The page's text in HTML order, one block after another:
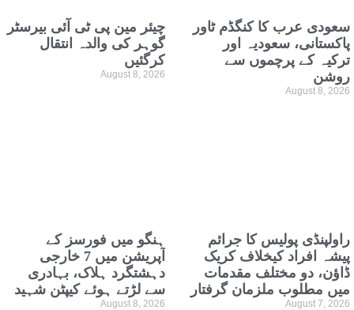
چیئر مین پی ٹی آئی بیرسٹر
گوہر کی والدہ انتقال
کرگئیں
August 8, 2026
سعودی عرب کا کنگڈم ٹاور
پاکستانی، سعودیہ اور
ترکیہ کے پرچموں سے
روشن
August 8, 2026
ہنگو میں فورسز کے
آپریشن میں 7 خارجی
دہشتگرد ہلاک، بہادری
سے لڑتے ہوئے کیپٹن شہید
August 8, 2026
راولپنڈی پولیس کا جرائم
پیشہ افراد کیخلاف کریک
ڈاؤن، دو مختلف مقدمات
میں مطلوب ملزمان گرفتار
August 7, 2026